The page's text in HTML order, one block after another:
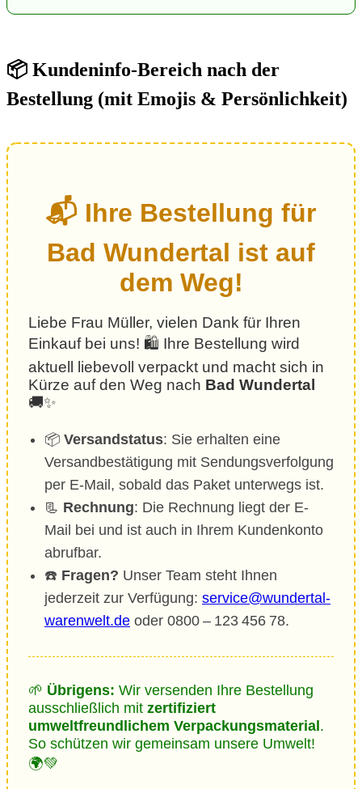
📦 Kundeninfo-Bereich nach der
Bestellung (mit Emojis & Persönlichkeit)
📬 Ihre Bestellung für
Bad Wundertal ist auf
dem Weg!
Liebe Frau Müller, vielen Dank für Ihren
Einkauf bei uns! 🛍️ Ihre Bestellung wird
aktuell liebevoll verpackt und macht sich in
Kürze auf den Weg nach Bad Wundertal
🚚✨
📦 Versandstatus: Sie erhalten eine
Versandbestätigung mit Sendungsverfolgung
per E-Mail, sobald das Paket unterwegs ist.
📃 Rechnung: Die Rechnung liegt der E-
Mail bei und ist auch in Ihrem Kundenkonto
abrufbar.
☎️ Fragen? Unser Team steht Ihnen
jederzeit zur Verfügung: service@wundertal-
warenwelt.de oder 0800 – 123 456 78.
🌱 Übrigens: Wir versenden Ihre Bestellung
ausschließlich mit zertifiziert
umweltfreundlichem Verpackungsmaterial.
So schützen wir gemeinsam unsere Umwelt!
🌍💚